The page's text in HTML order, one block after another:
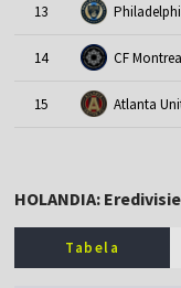
13
14 CF
15 Atlanta
HOLANDIA: Eredivisie
Tabela